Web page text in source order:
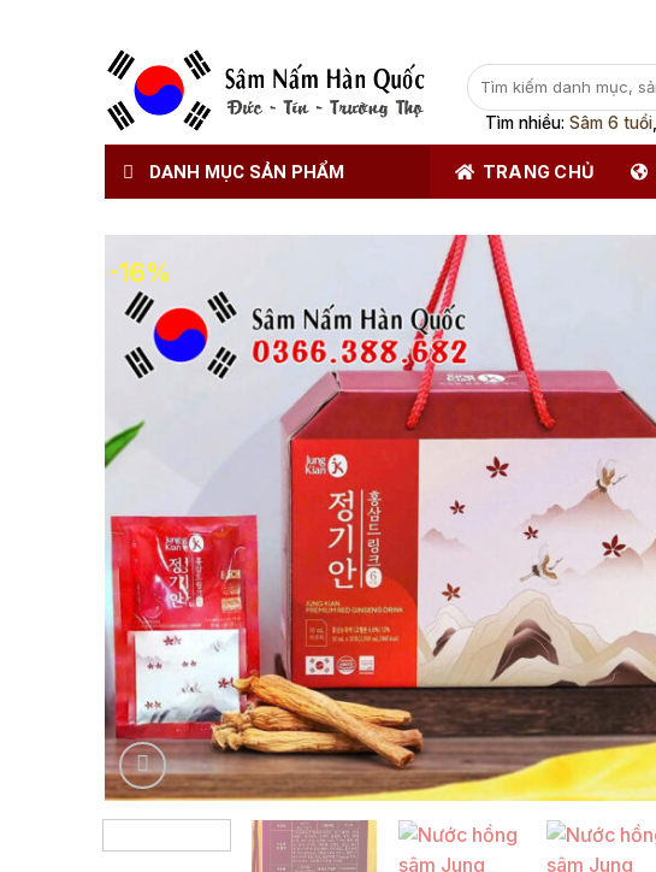
Tìm
kiếm:
Tìm nhiều: Sâm 6 tuổi
DANH MỤC SẢN PHẨM TRANG CHỦ
-16%